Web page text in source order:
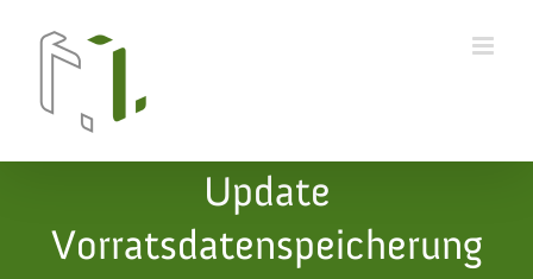
Update
Vorratsdatenspeicherung